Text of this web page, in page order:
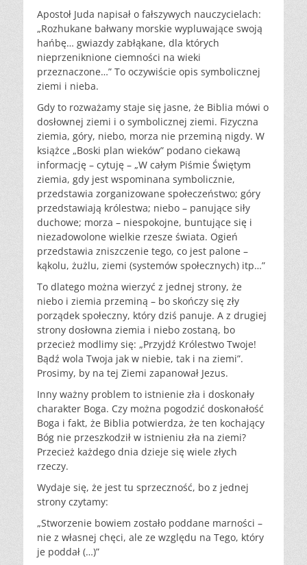
Apostoł Juda napisał o fałszywych nauczycielach:
„Rozhukane bałwany morskie wypluwające swoją
hańbę… gwiazdy zabłąkane, dla których
nieprzeniknione ciemności na wieki
przeznaczone…” To oczywiście opis symbolicznej
ziemi i nieba.
Gdy to rozważamy staje się jasne, że Biblia mówi o
dosłownej ziemi i o symbolicznej ziemi. Fizyczna
ziemia, góry, niebo, morza nie przeminą nigdy. W
książce „Boski plan wieków” podano ciekawą
informację – cytuję – „W całym Piśmie Świętym
ziemia, gdy jest wspominana symbolicznie,
przedstawia zorganizowane społeczeństwo; góry
przedstawiają królestwa; niebo – panujące siły
duchowe; morza – niespokojne, buntujące się i
niezadowolone wielkie rzesze świata. Ogień
przedstawia zniszczenie tego, co jest palone –
kąkolu, żużlu, ziemi (systemów społecznych) itp…”
To dlatego można wierzyć z jednej strony, że
niebo i ziemia przeminą – bo skończy się zły
porządek społeczny, który dziś panuje. A z drugiej
strony dosłowna ziemia i niebo zostaną, bo
przecież modlimy się: „Przyjdź Królestwo Twoje!
Bądź wola Twoja jak w niebie, tak i na ziemi”.
Prosimy, by na tej Ziemi zapanował Jezus.
Inny ważny problem to istnienie zła i doskonały
charakter Boga. Czy można pogodzić doskonałość
Boga i fakt, że Biblia potwierdza, że ten kochający
Bóg nie przeszkodził w istnieniu zła na ziemi?
Przecież każdego dnia dzieje się wiele złych
rzeczy.
Wydaje się, że jest tu sprzeczność, bo z jednej
strony czytamy:
„Stworzenie bowiem zostało poddane marności –
nie z własnej chęci, ale ze względu na Tego, który
je poddał (…)”